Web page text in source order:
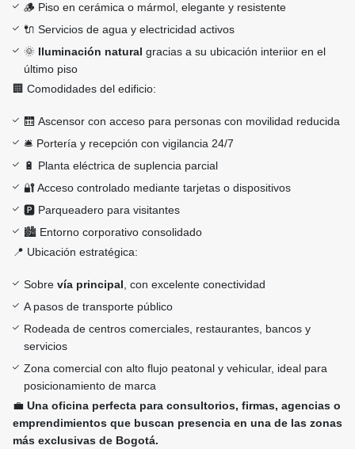
🪵 Piso en cerámica o mármol, elegante y resistente
🔌 Servicios de agua y electricidad activos
🌞 Iluminación natural gracias a su ubicación interiior en el
último piso
🏢 Comodidades del edificio:
🛗 Ascensor con acceso para personas con movilidad reducida
🛎️ Portería y recepción con vigilancia 24/7
🔋 Planta eléctrica de suplencia parcial
🔐 Acceso controlado mediante tarjetas o dispositivos
🅿️ Parqueadero para visitantes
🏙️ Entorno corporativo consolidado
📍 Ubicación estratégica:
Sobre vía principal , con excelente conectividad
A pasos de transporte público
Rodeada de centros comerciales, restaurantes, bancos y
servicios
Zona comercial con alto flujo peatonal y vehicular, ideal para
posicionamiento de marca
💼 Una oficina perfecta para consultorios, firmas, agencias o
emprendimientos que buscan presencia en una de las zonas
más exclusivas de Bogotá.